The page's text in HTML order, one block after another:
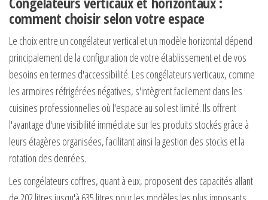
comment choisir selon votre espace
Le choix entre un congélateur vertical et un modèle horizontal dépend
principalement de la configuration de votre établissement et de vos
besoins en termes d'accessibilité. Les congélateurs verticaux, comme
les armoires réfrigérées négatives, s'intègrent facilement dans les
cuisines professionnelles où l'espace au sol est limité. Ils offrent
l'avantage d'une visibilité immédiate sur les produits stockés grâce à
leurs étagères organisées, facilitant ainsi la gestion des stocks et la
rotation des denrées.
Les congélateurs coffres, quant à eux, proposent des capacités allant